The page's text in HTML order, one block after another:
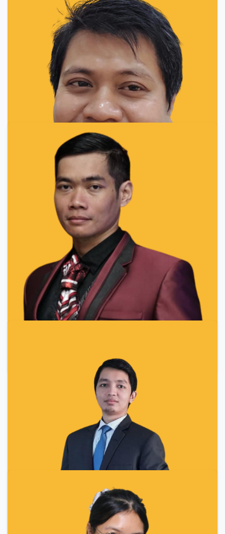
Ali Impron
Kepala Divisi IT & Dosen
Kuliah di Magister Teknologi Informasi
Universitas Teknologi Digital Indonesia (UTDI)
memberikan fondasi yang kuat dan relevan untuk
menghadapi tantangan di dunia industri.
Kurikulumnya selaras dengan perkembangan
teknologi terkini, dosennya berpengalaman, dan
Bradika Almandin Wisesa
Dosen & Software Engineer
Kuliah di Magister Teknologi Informasi
Universitas Teknologi Digital Indonesia (UTDI)
memberikan fondasi yang kokoh dan relevan
Didukung oleh dosen berpengalaman yang ahli di
bidangnya, pendekatan pembelajaran yang
aplikatif dan fleksibel memungkinkan saya untuk
menguasai teknik-teknik computer vision secara